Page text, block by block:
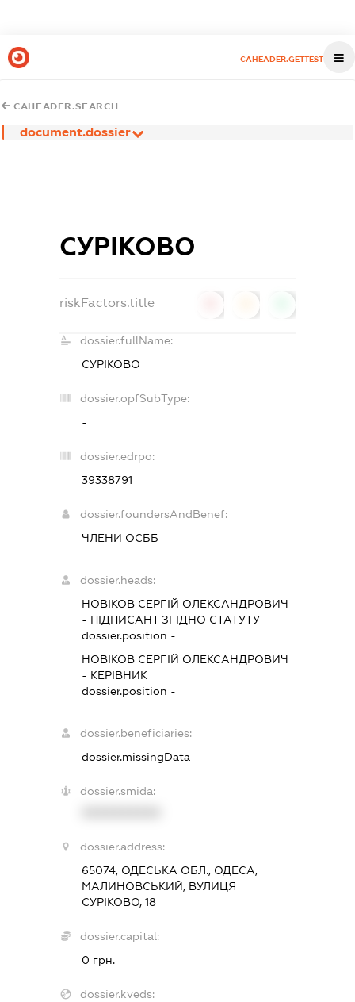
CAHEADER.GETTEST
CAHEADER.SEARCH
document.dossier
СУРІКОВО
riskFactors.title
dossier.fullName:
СУРІКОВО
dossier.opfSubType:
-
dossier.edrpo:
39338791
dossier.foundersAndBenef:
ЧЛЕНИ ОСББ
dossier.heads:
НОВІКОВ СЕРГІЙ ОЛЕКСАНДРОВИЧ
- ПІДПИСАНТЗГІДНО СТАТУТУ
dossier.position -
НОВІКОВ СЕРГІЙ ОЛЕКСАНДРОВИЧ
- КЕРІВНИК
dossier.position -
dossier.beneficiaries:
dossier.missingData
dossier.smida:
dossier.address:
65074, ОДЕСЬКА ОБЛ., ОДЕСА,
МАЛИНОВСЬКИЙ, ВУЛИЦЯ
СУРІКОВО, 18
dossier.capital:
0 грн.
dossier.kveds: